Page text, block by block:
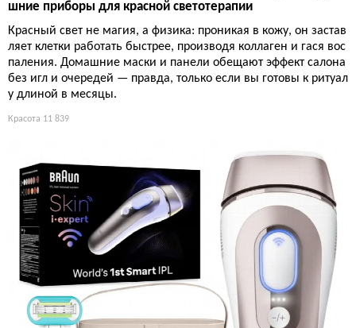
шние приборы для красной светотерапии
Красный свет не магия, а физика: проникая в кожу, он застав
ляет клетки работать быстрее, производя коллаген и гася вос
паления. Домашние маски и панели обещают эффект салона
без игл и очередей — правда, только если вы готовы к ритуал
у длиной в месяцы.
Красота 11 839